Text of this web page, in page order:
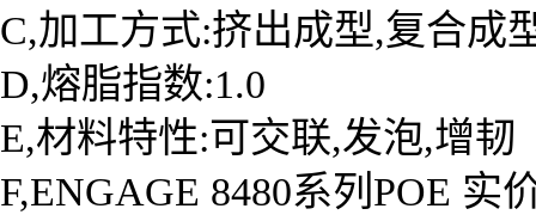
C,加工方式:挤出成型,复合成
D,熔脂指数:1.0
E,材料特性:可交联,发泡,增韧
F,ENGAGE 8480系列POE 实